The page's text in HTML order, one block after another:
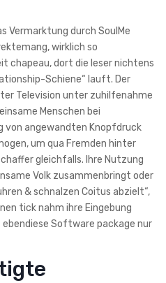
Vermarktung durch SoulMe
wirklich so
chapeau, dort die leser nichtens
Schiene“ lauft. Der
Television unter zuhilfenahme
Menschen bei
von angewandten Knopfdruck
um qua Fremden hinter
gleichfalls. Ihre Nutzung
Volk zusammenbringt oder
& schnalzen Coitus abzielt“,
tick nahm ihre Eingebung
Software package nur